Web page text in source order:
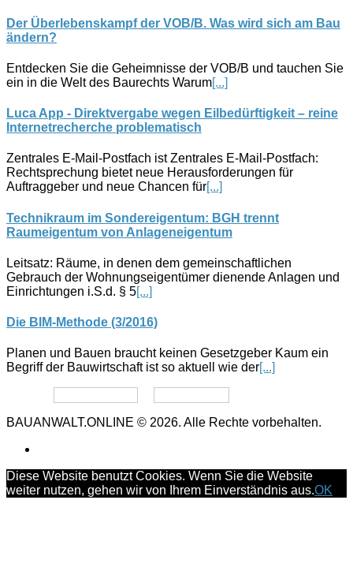
Der Überlebenskampf der VOB/B. Was wird sich am Bau
ändern?
Entdecken Sie die Geheimnisse der VOB/B und tauchen Sie
ein in die Welt des Baurechts Warum[...]
Luca App - Direktvergabe wegen Eilbedürftigkeit – reine
Internetrecherche problematisch
Zentrales E-Mail-Postfach ist Zentrales E-Mail-Postfach:
Rechtsprechung bietet neue Herausforderungen für
Auftraggeber und neue Chancen für[...]
Technikraum im Sondereigentum: BGH trennt
Raumeigentum von Anlageneigentum
Leitsatz: Räume, in denen dem gemeinschaftlichen
Gebrauch der Wohnungseigentümer dienende Anlagen und
Einrichtungen i.S.d. § 5[...]
Die BIM-Methode (3/2016)
Planen und Bauen braucht keinen Gesetzgeber Kaum ein
Begriff der Bauwirtschaft ist so aktuell wie der[...]
BAUANWALT.ONLINE © 2026. Alle Rechte vorbehalten.
Diese Website benutzt Cookies. Wenn Sie die Website
weiter nutzen, gehen wir von Ihrem Einverständnis aus.OK